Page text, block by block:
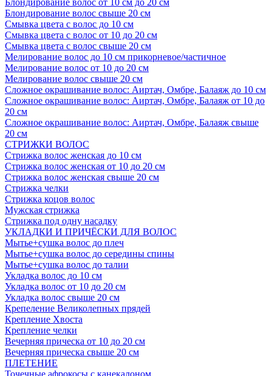
Блондирование волос от 10 см до 20 см
Блондирование волос свыше 20 см
Смывка цвета с волос до 10 см
Смывка цвета с волос от 10 до 20 см
Смывка цвета с волос свыше 20 см
Мелирование волос до 10 см прикорневое/частичное
Мелирование волос от 10 до 20 см
Мелирование волос свыше 20 см
Сложное окрашивание волос: Аиртач, Омбре, Балаяж до 10 см
Сложное окрашивание волос: Аиртач, Омбре, Балаяж от 10 до
20 см
Сложное окрашивание волос: Аиртач, Омбре, Балаяж свыше
20 см
СТРИЖКИ ВОЛОС
Стрижка волос женская до 10 см
Стрижка волос женская от 10 до 20 см
Стрижка волос женская свыше 20 см
Стрижка челки
Стрижка коцов волос
Мужская стрижка
Стрижка под одну насадку
УКЛАДКИ И ПРИЧЁСКИ ДЛЯ ВОЛОС
Мытье+сушка волос до плеч
Мытье+сушка волос до середины спины
Мытье+сушка волос до талии
Укладка волос до 10 см
Укладка волос от 10 до 20 см
Укладка волос свыше 20 см
Крепеление Великолепных прядей
Крепление Хвоста
Крепление челки
Вечерняя прическа от 10 до 20 см
Вечерняя прическа свыше 20 см
ПЛЕТЕНИЕ
Точечные афрокосы с канекалоном